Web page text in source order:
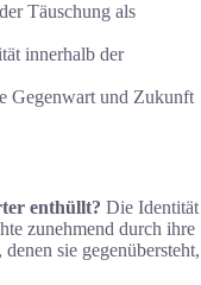
Täuschung als
innerhalb der
Gegenwart und Zukunft
enthüllt? Die Identität
zunehmend durch ihre
sie gegenübersteht,